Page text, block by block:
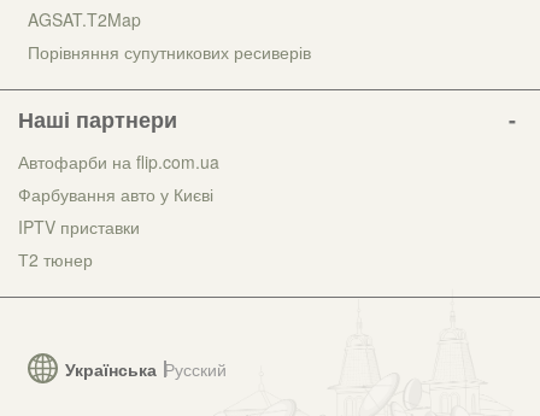
Українська Русский
AGSAT.T2Map
Порівняння супутникових ресиверів
Наші партнери
Автофарби на flip.com.ua
Фарбування авто у Києві
IPTV приставки
Т2 тюнер